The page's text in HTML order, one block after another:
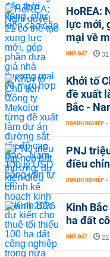
HoREA:
lực mới,
mại về
NHÀ ĐẤT -
Khởi tố
đề xuất
Bắc -
DOANH NGHIỆP -
PNJ
điều
DOANH NGHIỆP -
Kinh
ha đất
NHÀ ĐẤT -